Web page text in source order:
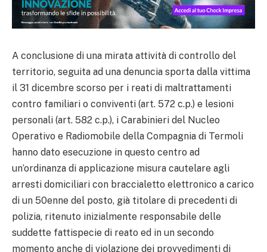
A conclusione di una mirata attività di controllo del
territorio, seguita ad una denuncia sporta dalla vittima
il 31 dicembre scorso per i reati di maltrattamenti
contro familiari o conviventi (art. 572 c.p.) e lesioni
personali (art. 582 c.p.), i Carabinieri del Nucleo
Operativo e Radiomobile della Compagnia di Termoli
hanno dato esecuzione in questo centro ad
un’ordinanza di applicazione misura cautelare agli
arresti domiciliari con braccialetto elettronico a carico
di un 50enne del posto, già titolare di precedenti di
polizia, ritenuto inizialmente responsabile delle
suddette fattispecie di reato ed in un secondo
momento anche di violazione dei provvedimenti di